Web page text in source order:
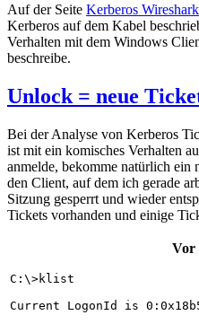
Auf der Seite Kerberos Wireshark
Kerberos auf dem Kabel
Verhalten mit dem Windows
beschreibe.
Unlock = neue
Bei der Analyse von Kerberos
ist mit ein komisches Verhalten
anmelde, bekomme natürlich
den Client, auf dem ich gerade
Sitzung gesperrt und wieder
Tickets vorhanden und einige
Vor
C:\>klist
Current LogonId is